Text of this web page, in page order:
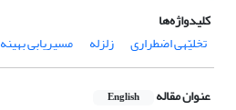
کلیدواژه‌ها
تخلیّه‎ی اضطراری
زلزله مسیریابی بهینه
عنوان مقاله English